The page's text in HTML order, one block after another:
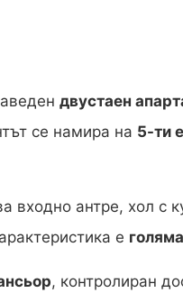
двустаен
се намира на 5-ти
входно антре, хол с
е
, контролиран